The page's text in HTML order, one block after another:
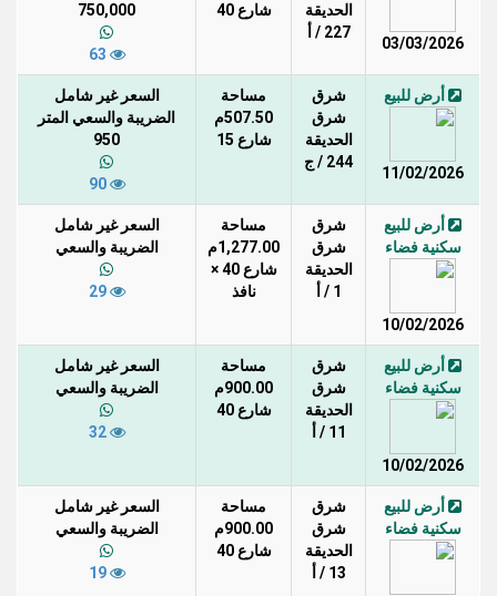
03/03/2026
الحديقة
227 / أ
شارع 40
750,000
أرض للبيع
11/02/2026
شرق
شرق
الحديقة
244 / ج
مساحة
507.50م
شارع 15
السعر غير شامل
الضريبة والسعي المتر
950
90
أرض للبيع
سكنية فضاء
10/02/2026
شرق
شرق
الحديقة
1 / أ
مساحة
1,277.00م
شارع 40 ×
نافذ
السعر غير شامل
الضريبة والسعي
29
أرض للبيع
سكنية فضاء
10/02/2026
شرق
شرق
الحديقة
11 / أ
مساحة
900.00م
شارع 40
السعر غير شامل
الضريبة والسعي
32
أرض للبيع
سكنية فضاء
شرق
شرق
الحديقة
13 / أ
مساحة
900.00م
شارع 40
السعر غير شامل
الضريبة والسعي
19